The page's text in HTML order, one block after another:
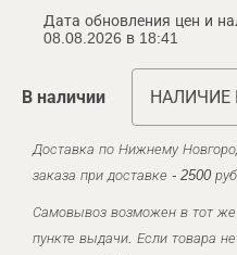
Дата обновления цен и
08.08.2026 в 18:41
В наличии НАЛИЧИЕ
Доставка по Нижнему
заказа при доставке - 2500
Самовывоз возможен в тот
пункте выдачи. Если товара